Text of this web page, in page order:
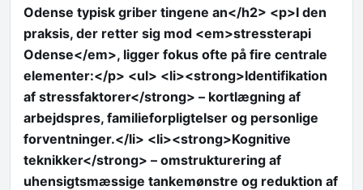
Odense typisk griber tingene an</h2> <p>I den
praksis, der retter sig mod <em>stressterapi
Odense</em>, ligger fokus ofte på fire centrale
elementer:</p> <ul> <li><strong>Identifikation
af stressfaktorer</strong> – kortlægning af
arbejdspres, familieforpligtelser og personlige
forventninger.</li> <li><strong>Kognitive
teknikker</strong> – omstrukturering af
uhensigtsmæssige tankemønstre og reduktion af